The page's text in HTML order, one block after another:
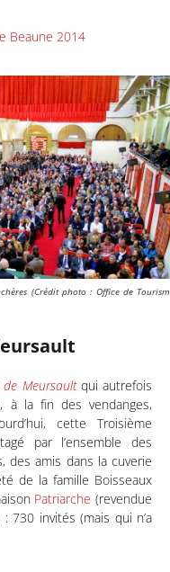
Beaune 2014
(Crédit photo : Office de
Meursaultqui autrefois
à la fin des vendanges,
cette Troisième
par l’ensemble des
des amis dans la cuverie
de la famille Boisseaux
Patriarche (revendue
: 730 invités (mais qui n’a